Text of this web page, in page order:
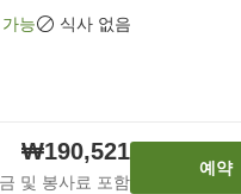
능 식사 없음
₩190,521
및 봉사료 포함
예약